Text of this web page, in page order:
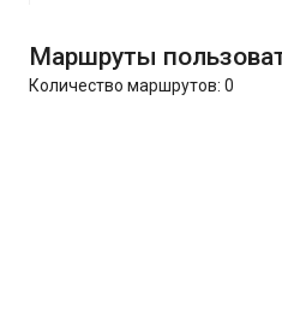
Маршруты
Количество маршрутов: 0